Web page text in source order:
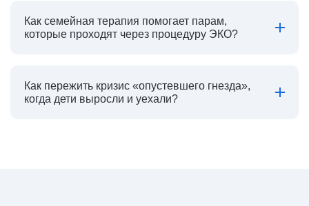
Как семейная терапия помогает парам,
которые проходят через процедуру ЭКО?
Как пережить кризис «опустевшего гнезда»,
когда дети выросли и уехали?